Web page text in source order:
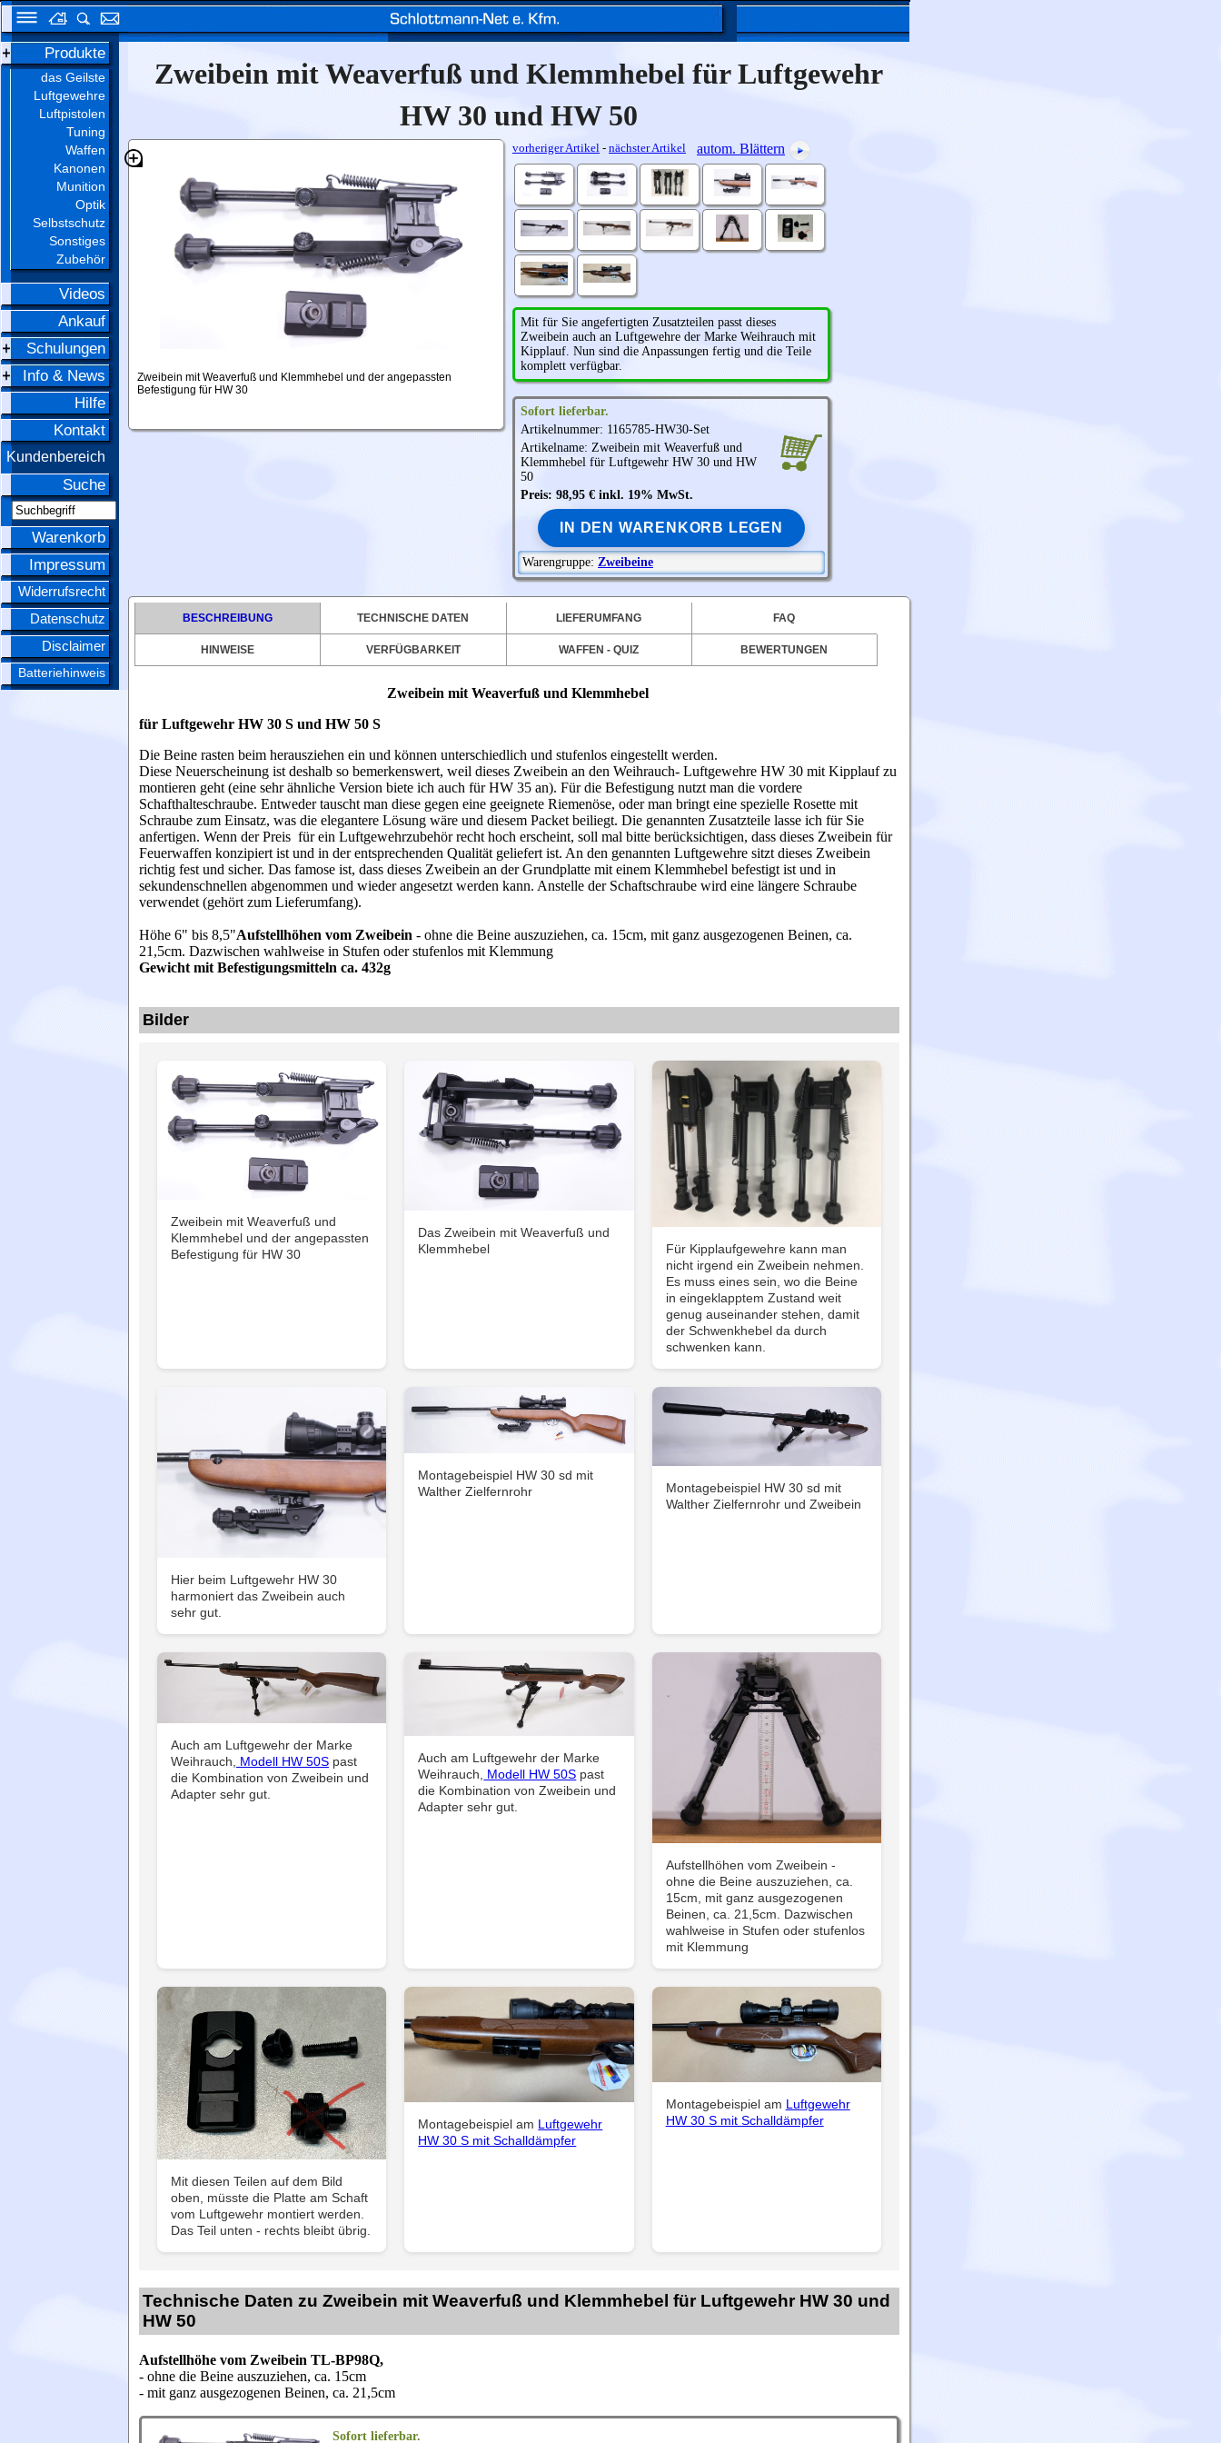
Produkte
das Geilste
Luftgewehre
Luftpistolen
Tuning
Waffen
Kanonen
Munition
Optik
Selbstschutz
Sonstiges
Zubehör
Videos
Ankauf
Schulungen
Info & News
Hilfe
Kontakt
Kundenbereich
Suche
Warenkorb
Impressum
Widerrufsrecht
Datenschutz
Disclaimer
Batteriehinweis
Zweibein mit Weaverfuß und Klemmhebel für Luftgewehr
HW 30 und HW 50
Zweibein mit Weaverfuß und Klemmhebel und der angepassten
Befestigung für HW 30
vorheriger Artikel - nächster Artikel autom. Blättern
Mit für Sie angefertigten Zusatzteilen passt dieses
Zweibein auch an Luftgewehre der Marke Weihrauch mit
Kipplauf. Nun sind die Anpassungen fertig und die Teile
komplett verfügbar.
Sofort lieferbar.
Artikelnummer: 1165785-HW30-Set
Artikelname: Zweibein mit Weaverfuß und
Klemmhebel für Luftgewehr HW 30 und HW
50
Preis: 98,95 € inkl. 19% MwSt.
IN DEN WARENKORB LEGEN
Warengruppe: Zweibeine
BESCHREIBUNG TECHNISCHE DATEN LIEFERUMFANG FAQ
HINWEISE VERFÜGBARKEIT WAFFEN - QUIZ BEWERTUNGEN
Zweibein mit Weaverfuß und Klemmhebel
für Luftgewehr HW 30 S und HW 50 S
Die Beine rasten beim herausziehen ein und können unterschiedlich und stufenlos eingestellt werden.
Diese Neuerscheinung ist deshalb so bemerkenswert, weil dieses Zweibein an den Weihrauch- Luftgewehre HW 30 mit Kipplauf zu
montieren geht (eine sehr ähnliche Version biete ich auch für HW 35 an). Für die Befestigung nutzt man die vordere
Schafthalteschraube. Entweder tauscht man diese gegen eine geeignete Riemenöse, oder man bringt eine spezielle Rosette mit
Schraube zum Einsatz, was die elegantere Lösung wäre und diesem Packet beiliegt. Die genannten Zusatzteile lasse ich für Sie
anfertigen. Wenn der Preis für ein Luftgewehrzubehör recht hoch erscheint, soll mal bitte berücksichtigen, dass dieses Zweibein für
Feuerwaffen konzipiert ist und in der entsprechenden Qualität geliefert ist. An den genannten Luftgewehre sitzt dieses Zweibein
richtig fest und sicher. Das famose ist, dass dieses Zweibein an der Grundplatte mit einem Klemmhebel befestigt ist und in
sekundenschnellen abgenommen und wieder angesetzt werden kann. Anstelle der Schaftschraube wird eine längere Schraube
verwendet (gehört zum Lieferumfang).
Höhe 6" bis 8,5"Aufstellhöhen vom Zweibein - ohne die Beine auszuziehen, ca. 15cm, mit ganz ausgezogenen Beinen, ca.
21,5cm. Dazwischen wahlweise in Stufen oder stufenlos mit Klemmung
Gewicht mit Befestigungsmitteln ca. 432g
Bilder
Zweibein mit Weaverfuß und
Klemmhebel und der angepassten
Befestigung für HW 30
Das Zweibein mit Weaverfuß und
Klemmhebel
Für Kipplaufgewehre kann man
nicht irgend ein Zweibein nehmen.
Es muss eines sein, wo die Beine
in eingeklapptem Zustand weit
genug auseinander stehen, damit
der Schwenkhebel da durch
schwenken kann.
Hier beim Luftgewehr HW 30
harmoniert das Zweibein auch
sehr gut.
Montagebeispiel HW 30 sd mit
Walther Zielfernrohr
Montagebeispiel HW 30 sd mit
Walther Zielfernrohr und Zweibein
Auch am Luftgewehr der Marke
Weihrauch, Modell HW 50S past
die Kombination von Zweibein und
Adapter sehr gut.
Auch am Luftgewehr der Marke
Weihrauch,
Modell HW 50S past
die Kombination von Zweibein und
Adapter sehr gut.
Aufstellhöhen vom Zweibein -
ohne die Beine auszuziehen, ca.
15cm, mit ganz ausgezogenen
Beinen, ca. 21,5cm. Dazwischen
wahlweise in Stufen oder stufenlos
mit Klemmung
Mit diesen Teilen auf dem Bild
oben, müsste die Platte am Schaft
vom Luftgewehr montiert werden.
Das Teil unten - rechts bleibt übrig.
Montagebeispiel am Luftgewehr
HW 30 S mit Schalldämpfer
Montagebeispiel am Luftgewehr
HW 30 S mit Schalldämpfer
Technische Daten zu Zweibein mit Weaverfuß und Klemmhebel für Luftgewehr HW 30 und
HW 50
Aufstellhöhe vom Zweibein TL-BP98Q,
- ohne die Beine auszuziehen, ca. 15cm
- mit ganz ausgezogenen Beinen, ca. 21,5cm
Sofort lieferbar.